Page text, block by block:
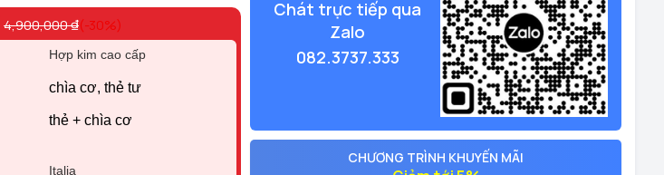
4,900,000 ₫(-30%)
Hợp kim cao cấp
chìa cơ, thẻ tư
thẻ + chìa cơ
Italia
Chát trực tiếp qua
Zalo
082.3737.333
CHƯƠNG TRÌNH KHUYẾN MÃI